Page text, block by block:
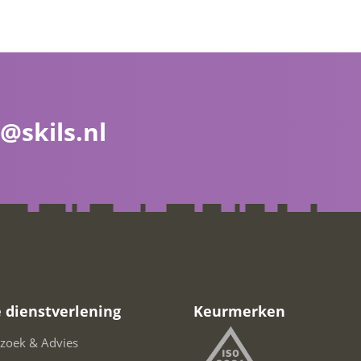
dienstverlening
& Advies
Keurmerken